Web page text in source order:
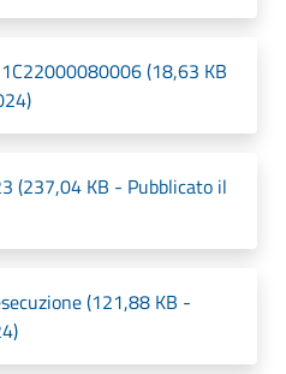
(18,63 KB
(237,04 KB - Pubblicato il
(121,88 KB -